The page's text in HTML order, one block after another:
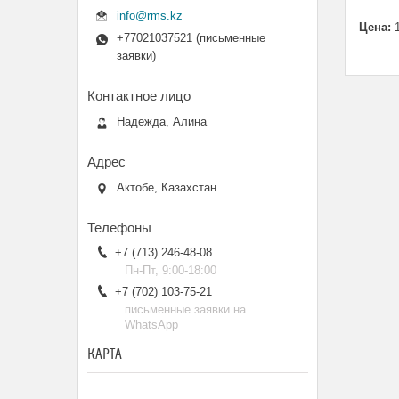
Цена:
info@rms.kz
+77021037521 (письменные
заявки)
Надежда, Алина
Актобе, Казахстан
+7 (713) 246-48-08
Пн-Пт, 9:00-18:00
+7 (702) 103-75-21
письменные заявки на
WhatsApp
КАРТА